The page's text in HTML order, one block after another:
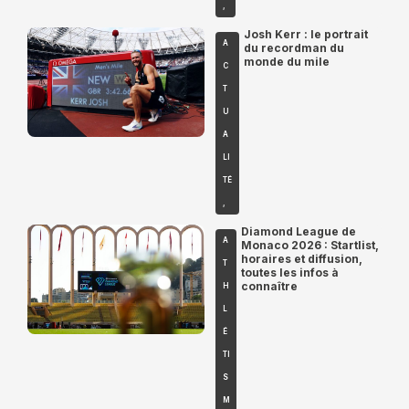
,
A
C
T
U
A
LI
TÉ
,
Josh Kerr : le portrait
du recordman du
monde du mile
A
T
H
L
É
TI
S
M
Diamond League de
Monaco 2026 : Startlist,
horaires et diffusion,
toutes les infos à
connaître